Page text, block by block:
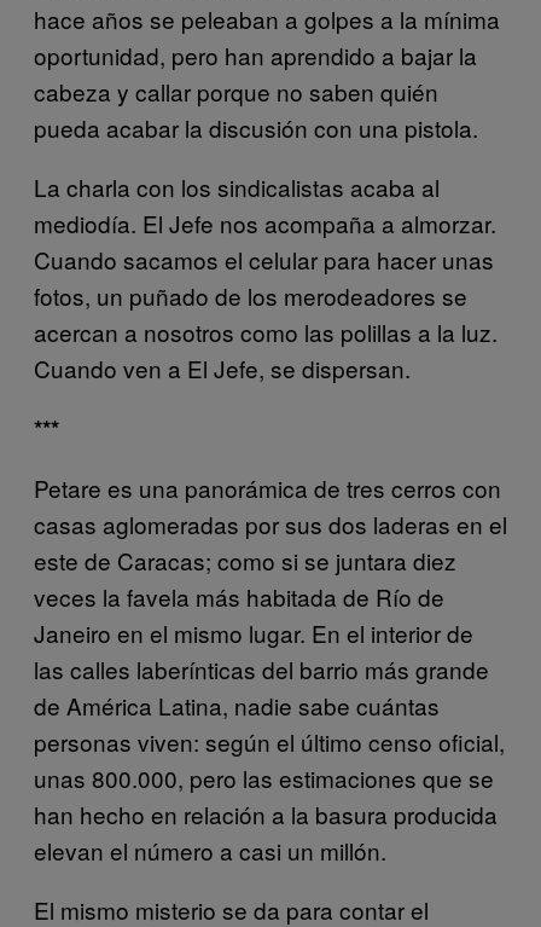
hace años se peleaban a golpes a la mínima
oportunidad, pero han aprendido a bajar la
cabeza y callar porque no saben quién
pueda acabar la discusión con una pistola.
La charla con los sindicalistas acaba al
mediodía. El Jefe nos acompaña a almorzar.
Cuando sacamos el celular para hacer unas
fotos, un puñado de los merodeadores se
acercan a nosotros como las polillas a la luz.
Cuando ven a El Jefe, se dispersan.
***
Petare es una panorámica de tres cerros con
casas aglomeradas por sus dos laderas en el
este de Caracas; como si se juntara diez
veces la favela más habitada de Río de
Janeiro en el mismo lugar. En el interior de
las calles laberínticas del barrio más grande
de América Latina, nadie sabe cuántas
personas viven: según el último censo oficial,
unas 800.000, pero las estimaciones que se
han hecho en relación a la basura producida
elevan el número a casi un millón.
El mismo misterio se da para contar el